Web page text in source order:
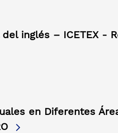
inglés – ICETEX -
en Diferentes